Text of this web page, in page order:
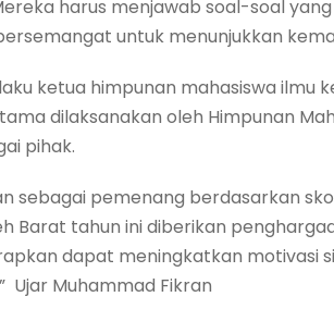
harus menjawab soal-soal
untuk menunjukkan
ketua himpunan mahasiswa ilmu
dilaksanakan oleh Himpunan
pihak.
sebagai pemenang berdasarkan
Barat tahun ini diberikan
dapat meningkatkan motivasi
Ujar Muhammad Fikran